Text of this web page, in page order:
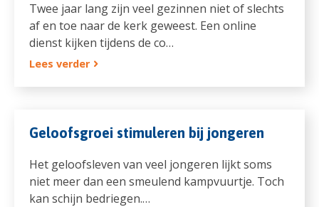
Twee jaar lang zijn veel gezinnen niet of slechts
af en toe naar de kerk geweest. Een online
dienst kijken tijdens de co…
Lees verder
Geloofsgroei stimuleren bij jongeren
Het geloofsleven van veel jongeren lijkt soms
niet meer dan een smeulend kampvuurtje. Toch
kan schijn bedriegen.…